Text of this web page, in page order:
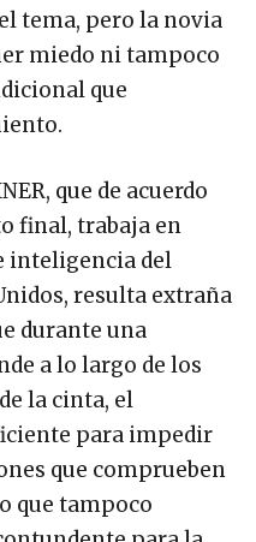
tema, pero la novia
miedo ni tampoco
que
que de acuerdo
final, trabaja en
inteligencia del
resulta extraña
durante una
a lo largo de los
la cinta, el
para impedir
que comprueben
que tampoco